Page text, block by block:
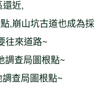
近,
,崩山坑古道也成為採
往來道路~
調查局圖根點~
查局圖根點~